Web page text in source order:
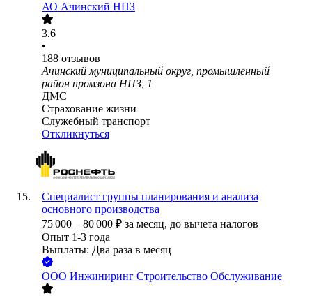
АО Ачинский НПЗ
3.6
•
188 отзывов
Ачинский муниципальный округ, промышленный
район промзона НПЗ, 1
ДМС
Страхование жизни
Служебный транспорт
Откликнуться
Специалист группы планирования и анализа
основного производства
75 000 – 80 000 ₽ за месяц, до вычета налогов
Опыт 1-3 года
Выплаты: Два раза в месяц
ООО Инжиниринг Строительство Обслуживание